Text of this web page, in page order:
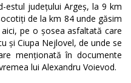
estul județului Argeș, la 9 km
de la km 84 unde găsim
pe o șosea asfaltată care
și Ciupa Nejlovel, de unde se
menționată în documente
lui Alexandru Voievod.